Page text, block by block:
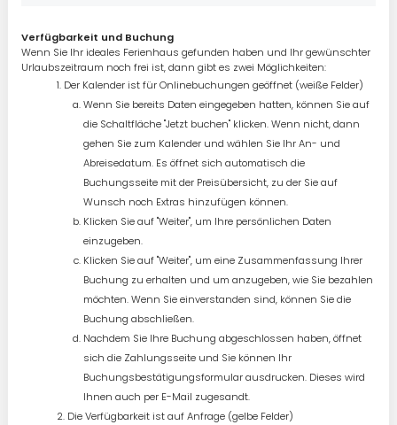
Verfügbarkeit und Buchung
Wenn Sie Ihr ideales Ferienhaus gefunden haben und Ihr gewünschter
Urlaubszeitraum noch frei ist, dann gibt es zwei Möglichkeiten:
Der Kalender ist für Onlinebuchungen geöffnet (weiße Felder)
Wenn Sie bereits Daten eingegeben hatten, können Sie auf
die Schaltfläche "Jetzt buchen" klicken. Wenn nicht, dann
gehen Sie zum Kalender und wählen Sie Ihr An- und
Abreisedatum. Es öffnet sich automatisch die
Buchungsseite mit der Preisübersicht, zu der Sie auf
Wunsch noch Extras hinzufügen können.
Klicken Sie auf "Weiter", um Ihre persönlichen Daten
einzugeben.
Klicken Sie auf "Weiter", um eine Zusammenfassung Ihrer
Buchung zu erhalten und um anzugeben, wie Sie bezahlen
möchten. Wenn Sie einverstanden sind, können Sie die
Buchung abschließen.
Nachdem Sie Ihre Buchung abgeschlossen haben, öffnet
sich die Zahlungsseite und Sie können Ihr
Buchungsbestätigungsformular ausdrucken. Dieses wird
Ihnen auch per E-Mail zugesandt.
Die Verfügbarkeit ist auf Anfrage (gelbe Felder)